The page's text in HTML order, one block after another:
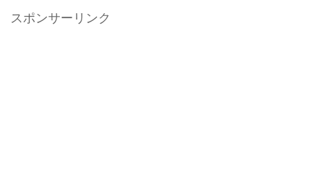
スポンサーリンク